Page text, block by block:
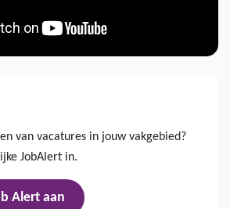
van vacatures in jouw vakgebied?
JobAlert in.
Alert aan